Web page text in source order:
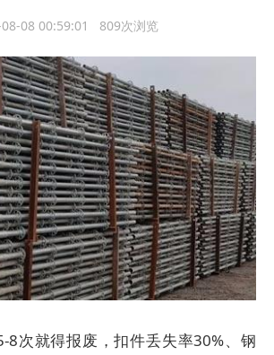
08 00:59:01 809次浏览
8次就得报废，扣件丢失率30%、钢